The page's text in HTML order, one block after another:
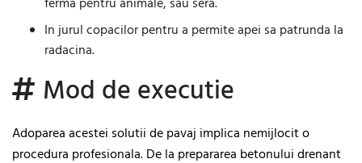
ferma pentru animale, sau sera.
In jurul copacilor pentru a permite apei sa patrunda la
radacina.
Mod de executie
Adoparea acestei solutii de pavaj implica nemijlocit o
procedura profesionala. De la prepararea betonului drenant